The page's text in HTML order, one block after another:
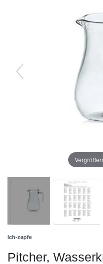
Ich-zapfe
Pitcher,